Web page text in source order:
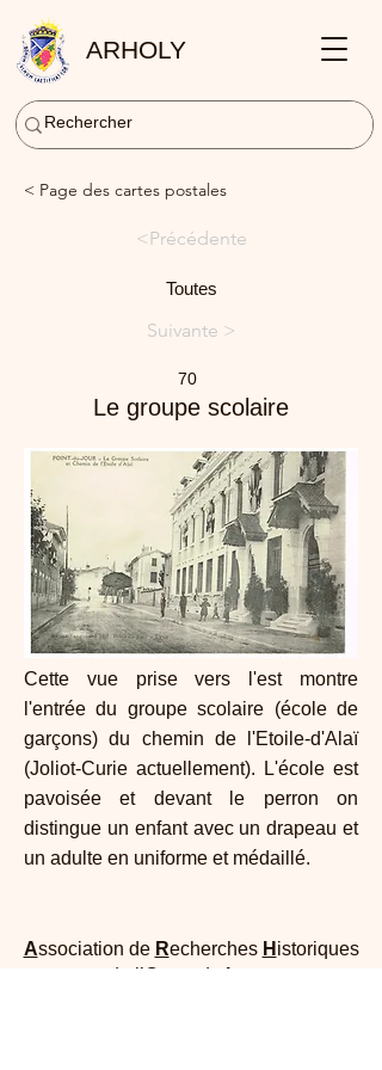
ARHOLY
< Page des cartes postales
<Précédente
Toutes
Suivante >
70
Le groupe scolaire
Cette vue prise vers l'est montre
l'entrée du groupe scolaire (école de
garçons) du chemin de l'Etoile-d'Alaï
(Joliot-Curie actuellement). L'école est
pavoisée et devant le perron on
distingue un enfant avec un drapeau et
un adulte en uniforme et médaillé.
Association de Recherches H istoriques
de l’ O uest de Ly